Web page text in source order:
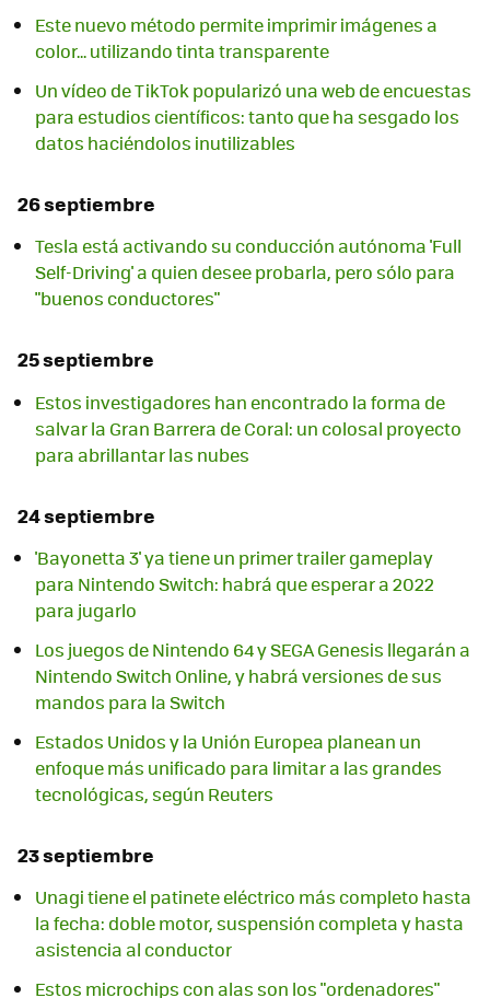
Este nuevo método permite imprimir imágenes a
color... utilizando tinta transparente
Un vídeo de TikTok popularizó una web de encuestas
para estudios científicos: tanto que ha sesgado los
datos haciéndolos inutilizables
26 septiembre
Tesla está activando su conducción autónoma 'Full
Self-Driving' a quien desee probarla, pero sólo para
"buenos conductores"
25 septiembre
Estos investigadores han encontrado la forma de
salvar la Gran Barrera de Coral: un colosal proyecto
para abrillantar las nubes
24 septiembre
'Bayonetta 3' ya tiene un primer trailer gameplay
para Nintendo Switch: habrá que esperar a 2022
para jugarlo
Los juegos de Nintendo 64 y SEGA Genesis llegarán a
Nintendo Switch Online, y habrá versiones de sus
mandos para la Switch
Estados Unidos y la Unión Europea planean un
enfoque más unificado para limitar a las grandes
tecnológicas, según Reuters
23 septiembre
Unagi tiene el patinete eléctrico más completo hasta
la fecha: doble motor, suspensión completa y hasta
asistencia al conductor
Estos microchips con alas son los "ordenadores"